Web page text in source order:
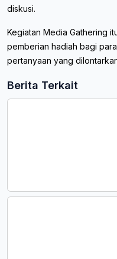
diskusi.
Kegiatan Media Gathering
pemberian hadiah bagi
pertanyaan yang
Berita Terkait